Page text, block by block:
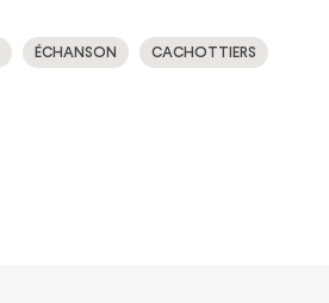
ÉCHANSON CACHOTTIERS